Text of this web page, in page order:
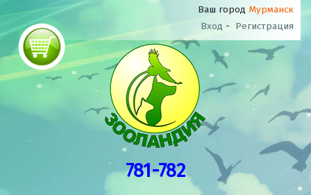
Ваш город Мурманск
Вход - Регистрация
781-782